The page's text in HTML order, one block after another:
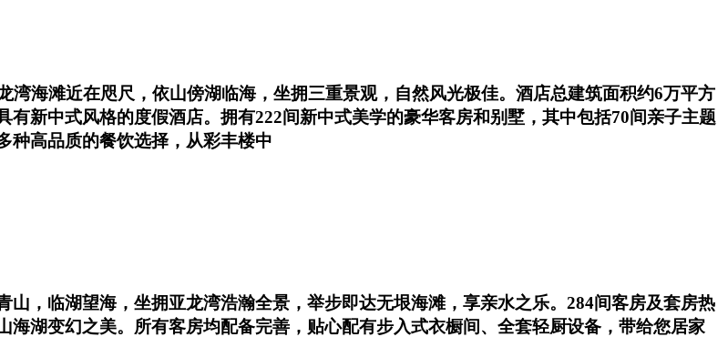
海滩近在咫尺，依山傍湖临海，坐拥三重景观，自然风光极佳。酒店总建筑面积约6万平方
新中式风格的度假酒店。拥有222间新中式美学的豪华客房和别墅，其中包括70间亲子主题
种高品质的餐饮选择，从彩丰楼中
，临湖望海，坐拥亚龙湾浩瀚全景，举步即达无垠海滩，享亲水之乐。284间客房及套房热
湖变幻之美。所有客房均配备完善，贴心配有步入式衣橱间、全套轻厨设备，带给您居家